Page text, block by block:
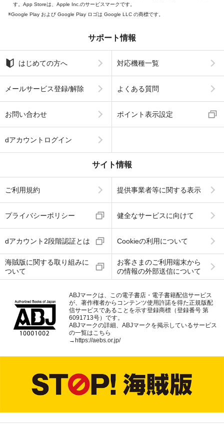
す。App Storeは、Apple Inc.のサービスマークです。
Google Play および Google Play ロゴは Google LLC の商標です。
サポート情報
はじめての方へ 対応機種一覧
メールサービス登録/解除 よくある質問
お問い合わせ ポイント表示設定
dアカウントログイン
サイト情報
ご利用規約 提供事業者等に関する表示
プライバシーポリシー 健全なサービスに向けて
dアカウント2段階認証とは Cookieの利用について
海賊版に関する取り組みに
ついて
お客さまのご利用端末から
の情報の外部送信について
ABJマークは、この電子書店・電子書籍配信サービス
が、著作権者からコンテンツ使用許諾を得た正規版配
信サービスであることを示す登録商標（登録番号 第
6091713号）です。
ABJマークの詳細、ABJマークを掲示しているサービス
の一覧はこちら
→https://aebs.or.jp/